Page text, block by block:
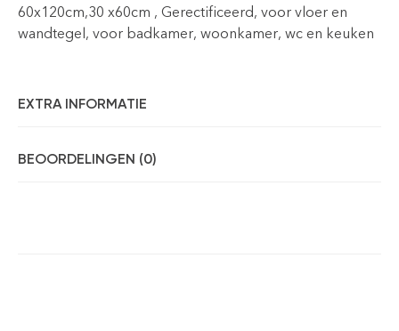
60x120cm,30 x60cm , Gerectificeerd, voor vloer en
wandtegel, voor badkamer, woonkamer, wc en keuken
EXTRA INFORMATIE
BEOORDELINGEN (0)